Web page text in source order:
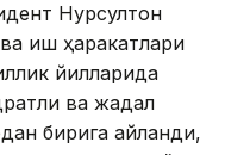
Нурсултон
иш ҳаракатлари
йилларида
ва жадал
бирига айланди,